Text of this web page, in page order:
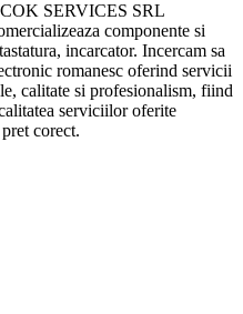
SERVICES SRL
componente si
incarcator. Incercam sa
romanesc oferind servicii
calitate si profesionalism, fiind
serviciilor oferite
corect.